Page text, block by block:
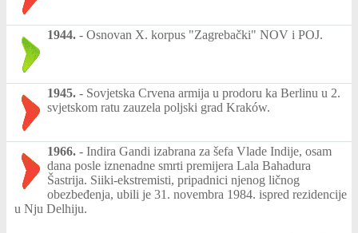
1944. - Osnovan X. korpus "Zagrebački" NOV i POJ.
1945. - Sovjetska Crvena armija u prodoru ka Berlinu u 2.
svjetskom ratu zauzela poljski grad Kraków.
1966. - Indira Gandi izabrana za šefa Vlade Indije, osam
dana posle iznenadne smrti premijera Lala Bahadura
Šastrija. Siiki-ekstremisti, pripadnici njenog ličnog
obezbeđenja, ubili je 31. novembra 1984. ispred rezidencije
u Nju Delhiju.